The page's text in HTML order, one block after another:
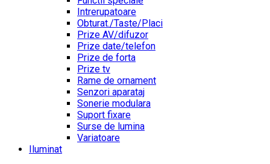
Intrerupatoare
Obturat./Taste/Placi
Prize AV/difuzor
Prize date/telefon
Prize de forta
Prize tv
Rame de ornament
Senzori aparataj
Sonerie modulara
Suport fixare
Surse de lumina
Variatoare
Iluminat